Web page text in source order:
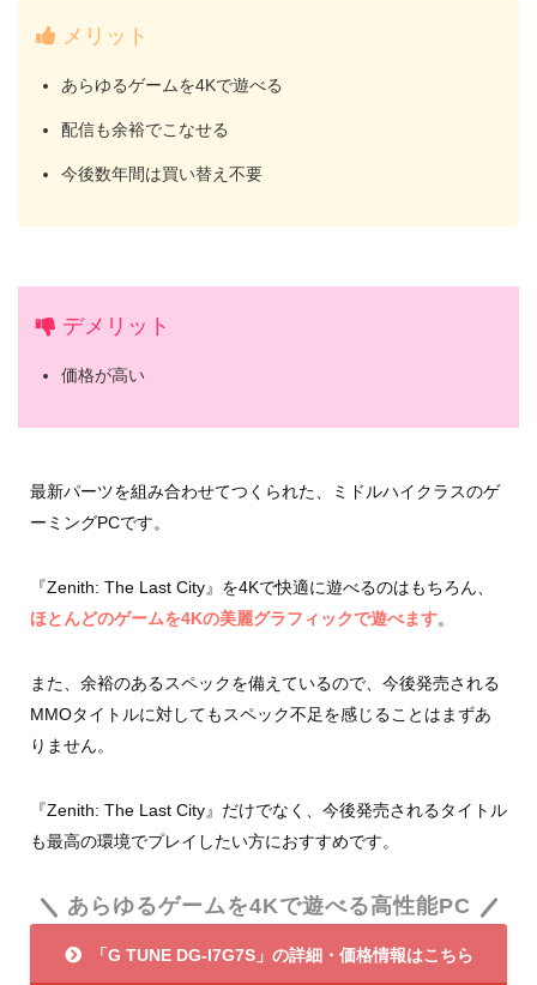
メリット
あらゆるゲームを4Kで遊べる
配信も余裕でこなせる
今後数年間は買い替え不要
デメリット
価格が高い
最新パーツを組み合わせてつくられた、ミドルハイクラスのゲ
ーミングPCです。
『Zenith: The Last City』を4Kで快適に遊べるのはもちろん、
ほとんどのゲームを4Kの美麗グラフィックで遊べます。
また、余裕のあるスペックを備えているので、今後発売される
MMOタイトルに対してもスペック不足を感じることはまずあ
りません。
『Zenith: The Last City』だけでなく、今後発売されるタイトル
も最高の環境でプレイしたい方におすすめです。
あらゆるゲームを4Kで遊べる高性能PC
「G TUNE DG-I7G7S」の詳細・価格情報はこちら